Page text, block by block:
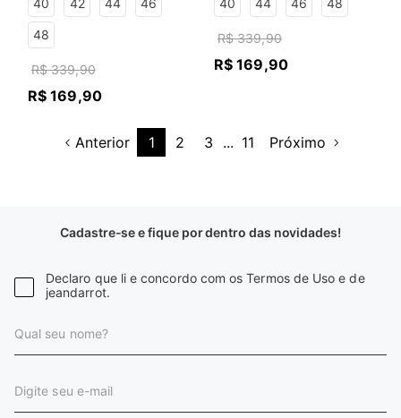
40
42 44 46
48
R$ 339,90
R$ 169,90
40
44 46 48
R$ 339,90
R$ 169,90
Anterior 1 2 3 ... 11 Próximo
Cadastre-se e fique por dentro das novidades!
Declaro que li e concordo com os Termos de Uso e de
jeandarrot.